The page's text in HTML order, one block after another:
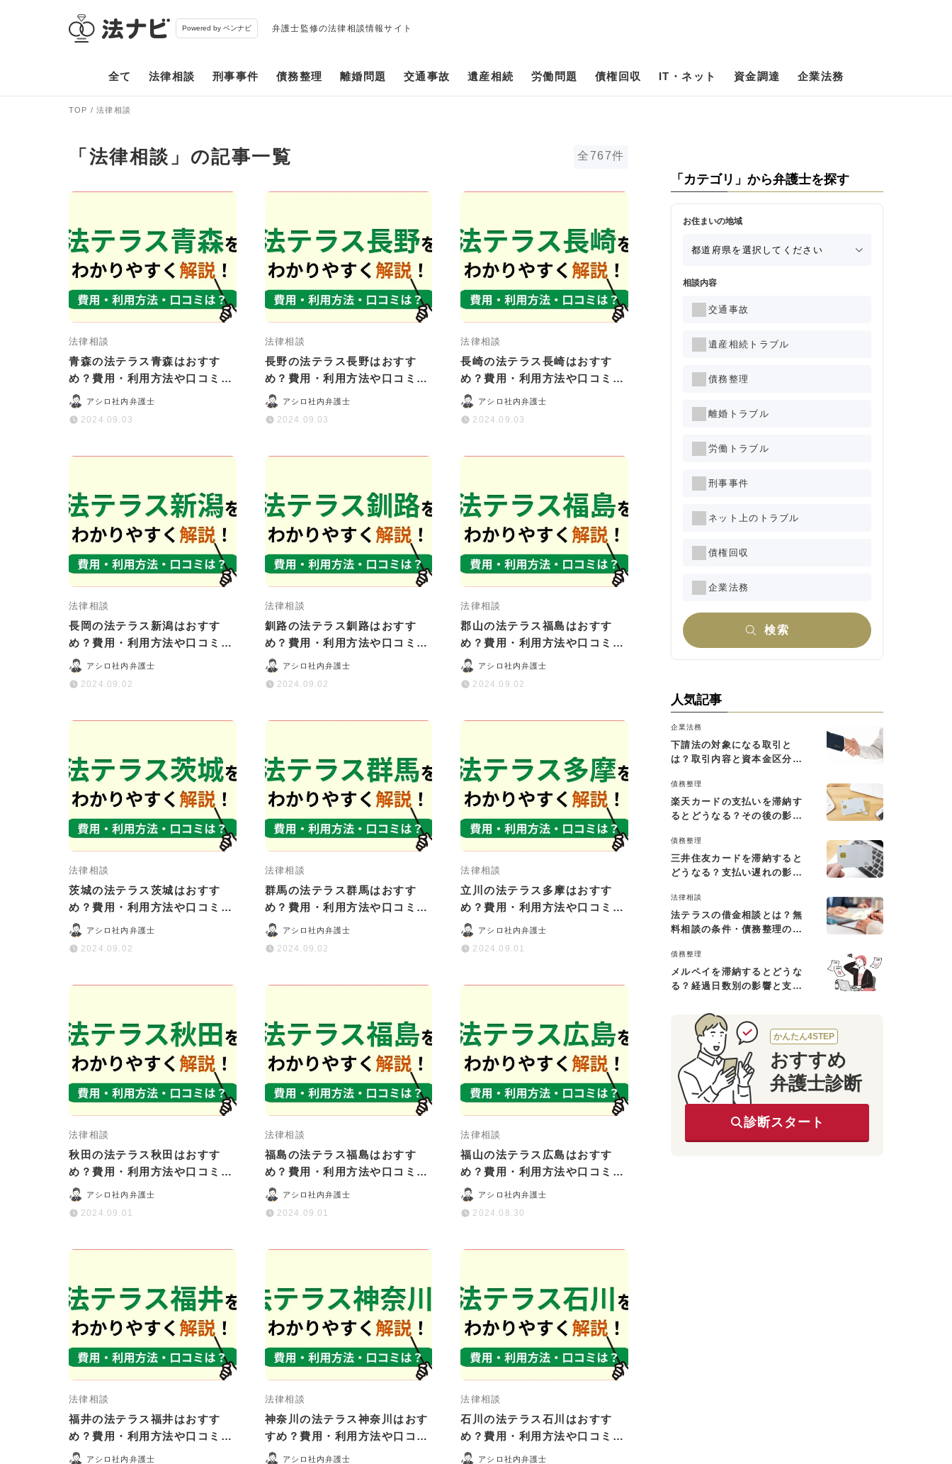
Powered by ベンナビ 弁護士監修の法律相談情報サイト
全て 法律相談 刑事事件 債務整理 離婚問題 交通事故 遺産相続 労働問題 債権回収 IT・ネット 資金調達 企業法務
TOP 法律相談
「法律相談」の記事一覧 全767件
法律相談
青森の法テラス青森はおすす
め？費用・利用方法や口コミ・
評判をわかりやすく解説
アシロ社内弁護士
2024.09.03
法律相談
長野の法テラス長野はおすす
め？費用・利用方法や口コミ・
評判をわかりやすく解説
アシロ社内弁護士
2024.09.03
法律相談
長崎の法テラス長崎はおすす
め？費用・利用方法や口コミ・
評判をわかりやすく解説
アシロ社内弁護士
2024.09.03
法律相談
長岡の法テラス新潟はおすす
め？費用・利用方法や口コミ・
評判をわかりやすく解説
アシロ社内弁護士
2024.09.02
法律相談
釧路の法テラス釧路はおすす
め？費用・利用方法や口コミ・
評判をわかりやすく解説
アシロ社内弁護士
2024.09.02
法律相談
郡山の法テラス福島はおすす
め？費用・利用方法や口コミ・
評判をわかりやすく解説
アシロ社内弁護士
2024.09.02
法律相談
茨城の法テラス茨城はおすす
め？費用・利用方法や口コミ・
評判をわかりやすく解説
アシロ社内弁護士
2024.09.02
法律相談
群馬の法テラス群馬はおすす
め？費用・利用方法や口コミ・
評判をわかりやすく解説
アシロ社内弁護士
2024.09.02
法律相談
立川の法テラス多摩はおすす
め？費用・利用方法や口コミ・
評判をわかりやすく解説
アシロ社内弁護士
2024.09.01
法律相談
秋田の法テラス秋田はおすす
め？費用・利用方法や口コミ・
評判をわかりやすく解説
アシロ社内弁護士
2024.09.01
法律相談
福島の法テラス福島はおすす
め？費用・利用方法や口コミ・
評判をわかりやすく解説
アシロ社内弁護士
2024.09.01
法律相談
福山の法テラス広島はおすす
め？費用・利用方法や口コミ・
評判をわかりやすく解説
アシロ社内弁護士
2024.08.30
法律相談
福井の法テラス福井はおすす
め？費用・利用方法や口コミ・
評判をわかりやすく解説
アシロ社内弁護士
法律相談
神奈川の法テラス神奈川はおす
すめ？費用・利用方法や口コ
ミ・評判をわかりやすく解説
アシロ社内弁護士
法律相談
石川の法テラス石川はおすす
め？費用・利用方法や口コミ・
評判をわかりやすく解説
アシロ社内弁護士
「カテゴリ」から弁護士を探す
お住まいの地域
相談内容
交通事故
遺産相続トラブル
債務整理
離婚トラブル
労働トラブル
刑事事件
ネット上のトラブル
債権回収
企業法務
検索
人気記事
企業法務
下請法の対象になる取引と
は？取引内容と資本金区分に
債務整理
楽天カードの支払いを滞納す
るとどうなる？その後の影響
債務整理
三井住友カードを滞納すると
どうなる？支払い遅れの影響
法律相談
法テラスの借金相談とは？無
料相談の条件・債務整理の費
債務整理
メルペイを滞納するとどうな
る？経過日数別の影響と支払
かんたん4STEP
おすすめ
弁護士診断
診断スタート